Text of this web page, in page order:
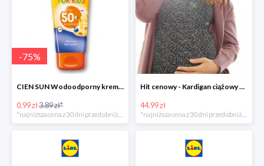
-75%
CIEN SUN Wodoodporny krem do opalania dla dzieci SPF 50 -39%
0.99 zł3.89 zł*
*najniższa cena z 30 dni przed obniżką
Hit cenowy - Kardigan ciążowy z biobawełny
44.99 zł
*najniższa cena z 30 dni przed obniżką